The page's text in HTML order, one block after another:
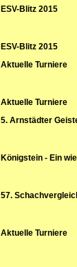
ESV-Blitz 2015
ESV-Blitz 2015
Aktuelle Turniere
Aktuelle Turniere
5. Arnstädter
Königstein - Ein
57.
Aktuelle Turniere